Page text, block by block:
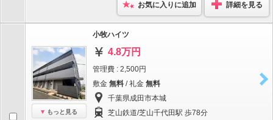
お気に入りに追加 詳細を見る
もっと見る
小牧ハイツ
4.8万円
管理費 : 2,500円
敷金 無料 / 礼金 無料
千葉県成田市本城
芝山鉄道/芝山千代田駅 歩78分